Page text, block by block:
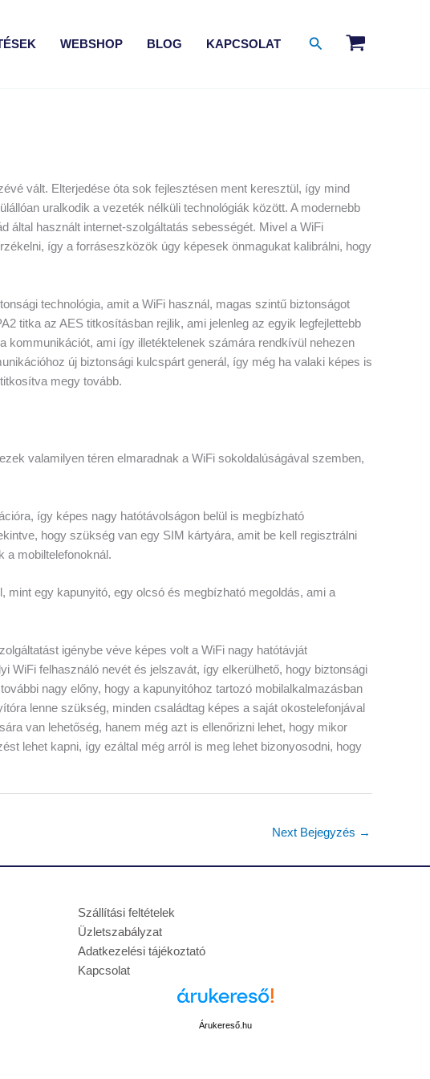
WEBSHOP BLOG KAPCSOLAT Search
vált. Elterjedése óta sok fejlesztésen ment keresztül, így mind
uralkodik a vezeték nélküli technológiák között. A modernebb
által használt internet-szolgáltatás sebességét. Mivel a WiFi
így a forráseszközök úgy képesek önmagukat kalibrálni, hogy
technológia, amit a WiFi használ, magas szintű biztonságot
titka az AES titkosításban rejlik, ami jelenleg az egyik legfejlettebb
kommunikációt, ami így illetéktelenek számára rendkívül nehezen
új biztonsági kulcspárt generál, így még ha valaki képes is
megy tovább.
valamilyen téren elmaradnak a WiFi sokoldalúságával szemben,
így képes nagy hatótávolságon belül is megbízható
hogy szükség van egy SIM kártyára, amit be kell regisztrálni
a mobiltelefonoknál.
egy kapunyitó, egy olcsó és megbízható megoldás, ami a
igénybe véve képes volt a WiFi nagy hatótávját
WiFi felhasználó nevét és jelszavát, így elkerülhető, hogy biztonsági
nagy előny, hogy a kapunyitóhoz tartozó mobilalkalmazásban
lenne szükség, minden családtag képes a saját okostelefonjával
van lehetőség, hanem még azt is ellenőrizni lehet, hogy mikor
lehet kapni, így ezáltal még arról is meg lehet bizonyosodni, hogy
Next Bejegyzés →
Szállítási feltételek
Üzletszabályzat
Adatkezelési tájékoztató
Kapcsolat
Árukereső.hu